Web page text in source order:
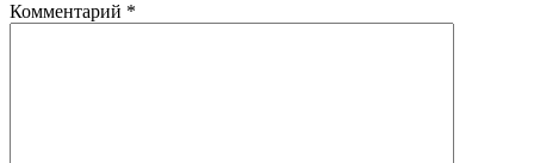
Комментарий *